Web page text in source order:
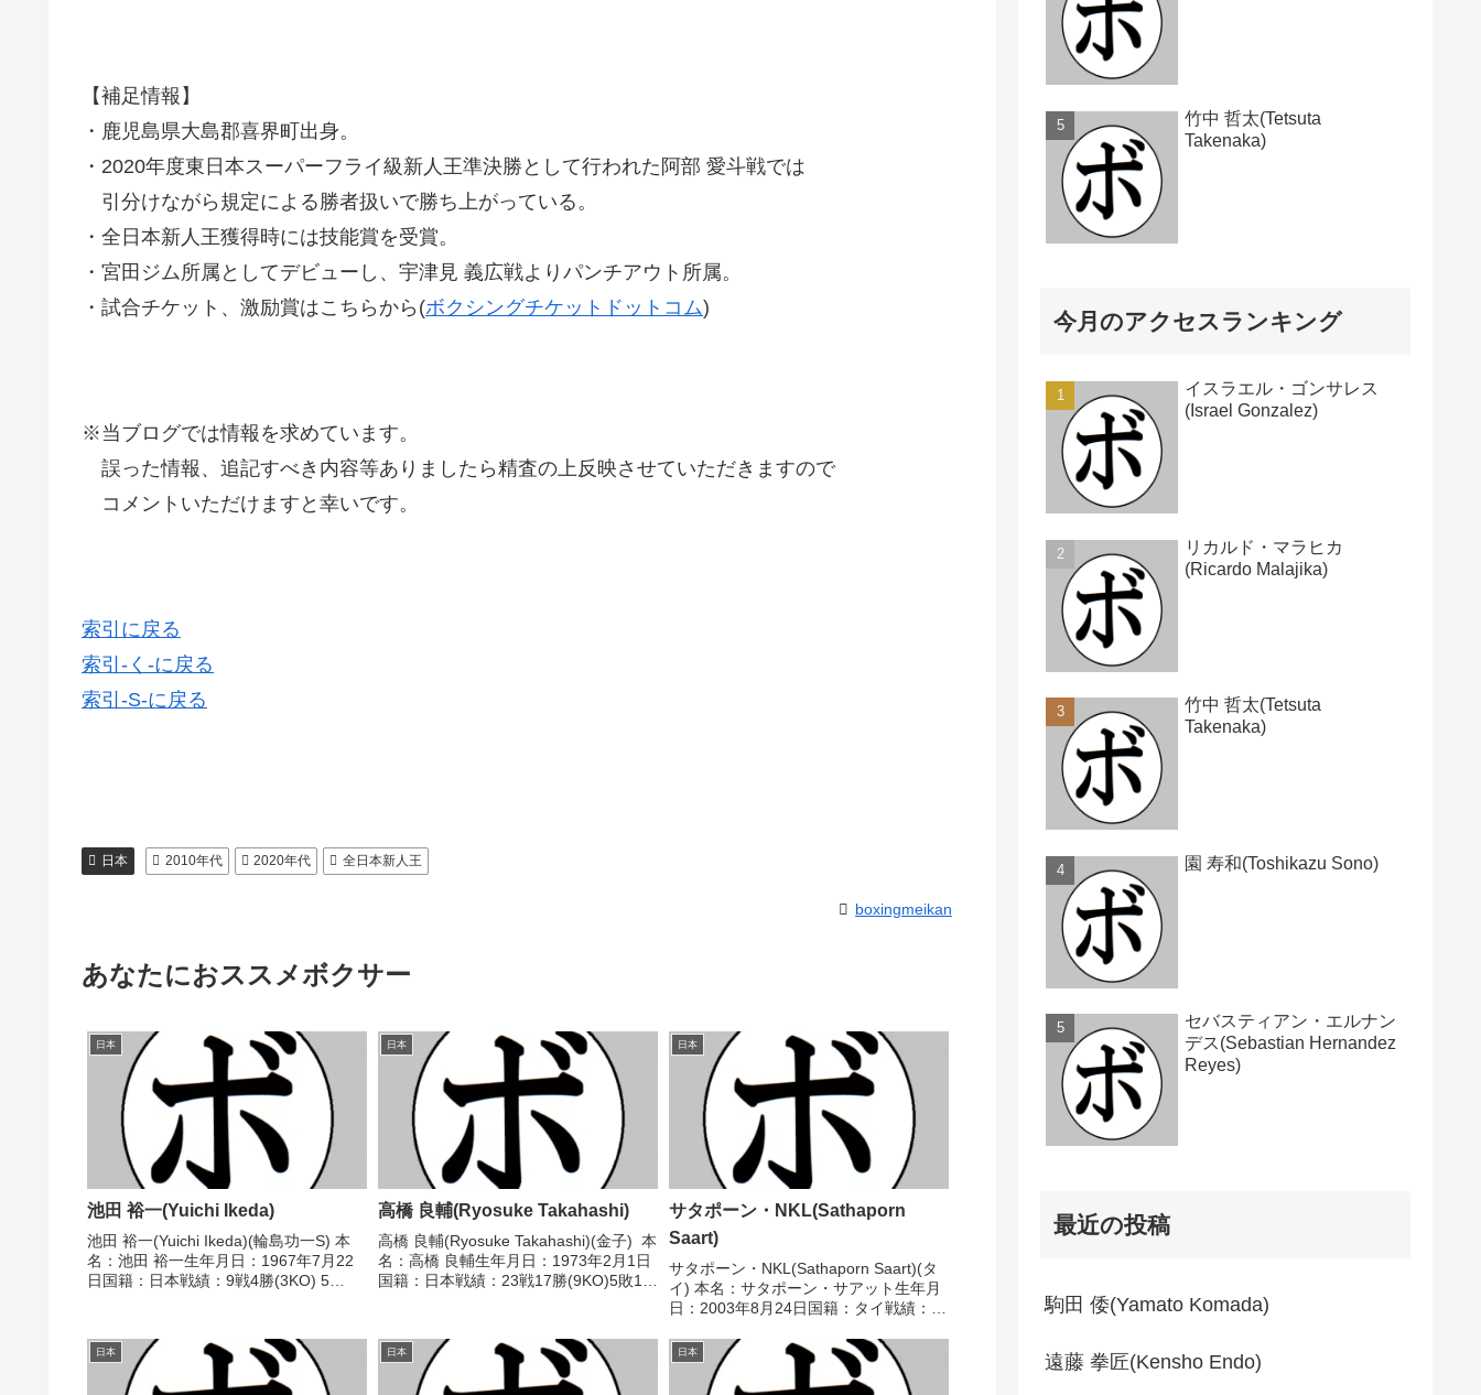
【補足情報】
・鹿児島県大島郡喜界町出身。
・2020年度東日本スーパーフライ級新人王準決勝として行われた阿部 愛斗戦では
引分けながら規定による勝者扱いで勝ち上がっている。
・全日本新人王獲得時には技能賞を受賞。
・宮田ジム所属としてデビューし、宇津見 義広戦よりパンチアウト所属。
・試合チケット、激励賞はこちらから(ボクシングチケットドットコム)
※当ブログでは情報を求めています。
誤った情報、追記すべき内容等ありましたら精査の上反映させていただきますので
コメントいただけますと幸いです。
索引に戻る
索引-く-に戻る
索引-S-に戻る
日本 2010年代 2020年代 全日本新人王
boxingmeikan
あなたにおススメボクサー
日本
池田 裕一(Yuichi Ikeda)
池田 裕一(Yuichi Ikeda)(輪島功一S) 本
名：池田 裕一生年月日：1967年7月22
日国籍：日本戦績：9戦4勝(3KO) 5
ヨネクラ)198...
日本
高橋 良輔(Ryosuke Takahashi)
高橋 良輔(Ryosuke Takahashi)(金子) 本
名：高橋 良輔生年月日：1973年2月1日
国籍：日本戦績：23戦17勝(9KO)5敗1
太平洋クル...
日本
サタポーン・NKL(Sathaporn
Saart)
サタポーン・NKL(Sathaporn Saart)(タ
イ) 本名：サタポーン・サアット生年月
日：2003年8月24日国籍：タイ戦績：21
アジア(ABCO)フェザー級シルバー王座
WBCアジア(A...
日本 日本 日本
竹中 哲太(Tetsuta
Takenaka)
今月のアクセスランキング
イスラエル・ゴンサレス
(Israel Gonzalez)
リカルド・マラヒカ
(Ricardo Malajika)
竹中 哲太(Tetsuta
Takenaka)
園 寿和(Toshikazu Sono)
セバスティアン・エルナン
デス(Sebastian Hernandez
Reyes)
最近の投稿
駒田 倭(Yamato Komada)
遠藤 拳匠(Kensho Endo)